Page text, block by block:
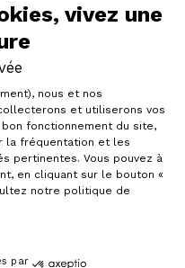
vivez une
dunous et nos
et utiliserons vos
fonctionnement du site,
la fréquentation et les
pertinentes. Vous pouvez à
en cliquant sur le bouton «
notre politique de
par